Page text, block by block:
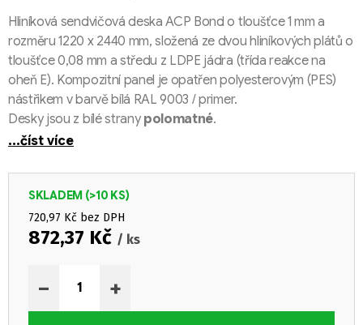
SKLADEM (>10 KS)
872,37 Kč / ks
720,97 Kč bez DPH
+
−
Hliníková sendvičová deska ACP Bond o tloušťce 1 mm a
rozměru 1220 x 2440 mm, složená ze dvou hliníkových plátů o
tloušťce 0,08 mm a středu z LDPE jádra (třída reakce na
oheň E). Kompozitní panel je opatřen polyesterovým (PES)
nástřikem v barvě bílá RAL 9003 / primer.
Desky jsou z bílé strany polomatné.
...číst více